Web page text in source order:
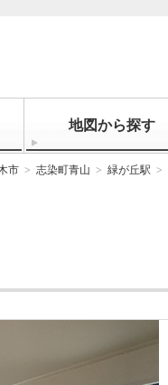
地図から探す
市 志染町青山 緑が丘駅